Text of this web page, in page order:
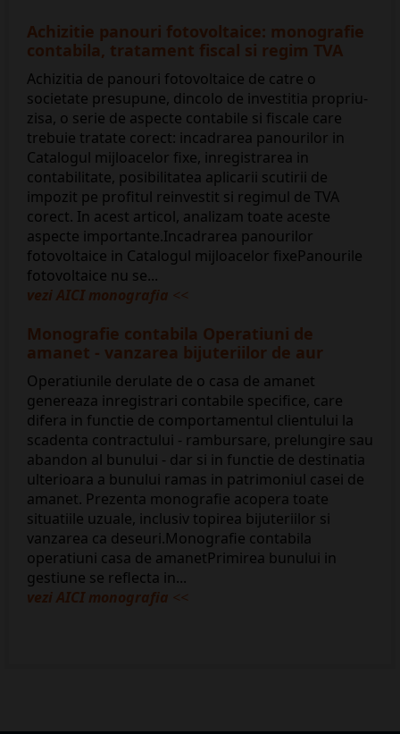
Achizitie panouri fotovoltaice: monografie
contabila, tratament fiscal si regim TVA
Achizitia de panouri fotovoltaice de catre o
societate presupune, dincolo de investitia propriu-
zisa, o serie de aspecte contabile si fiscale care
trebuie tratate corect: incadrarea panourilor in
Catalogul mijloacelor fixe, inregistrarea in
contabilitate, posibilitatea aplicarii scutirii de
impozit pe profitul reinvestit si regimul de TVA
corect. In acest articol, analizam toate aceste
aspecte importante.Incadrarea panourilor
fotovoltaice in Catalogul mijloacelor fixePanourile
fotovoltaice nu se...
vezi AICI monografia <<
Monografie contabila Operatiuni de
amanet - vanzarea bijuteriilor de aur
Operatiunile derulate de o casa de amanet
genereaza inregistrari contabile specifice, care
difera in functie de comportamentul clientului la
scadenta contractului - rambursare, prelungire sau
abandon al bunului - dar si in functie de destinatia
ulterioara a bunului ramas in patrimoniul casei de
amanet. Prezenta monografie acopera toate
situatiile uzuale, inclusiv topirea bijuteriilor si
vanzarea ca deseuri.Monografie contabila
operatiuni casa de amanetPrimirea bunului in
gestiune se reflecta in...
vezi AICI monografia <<